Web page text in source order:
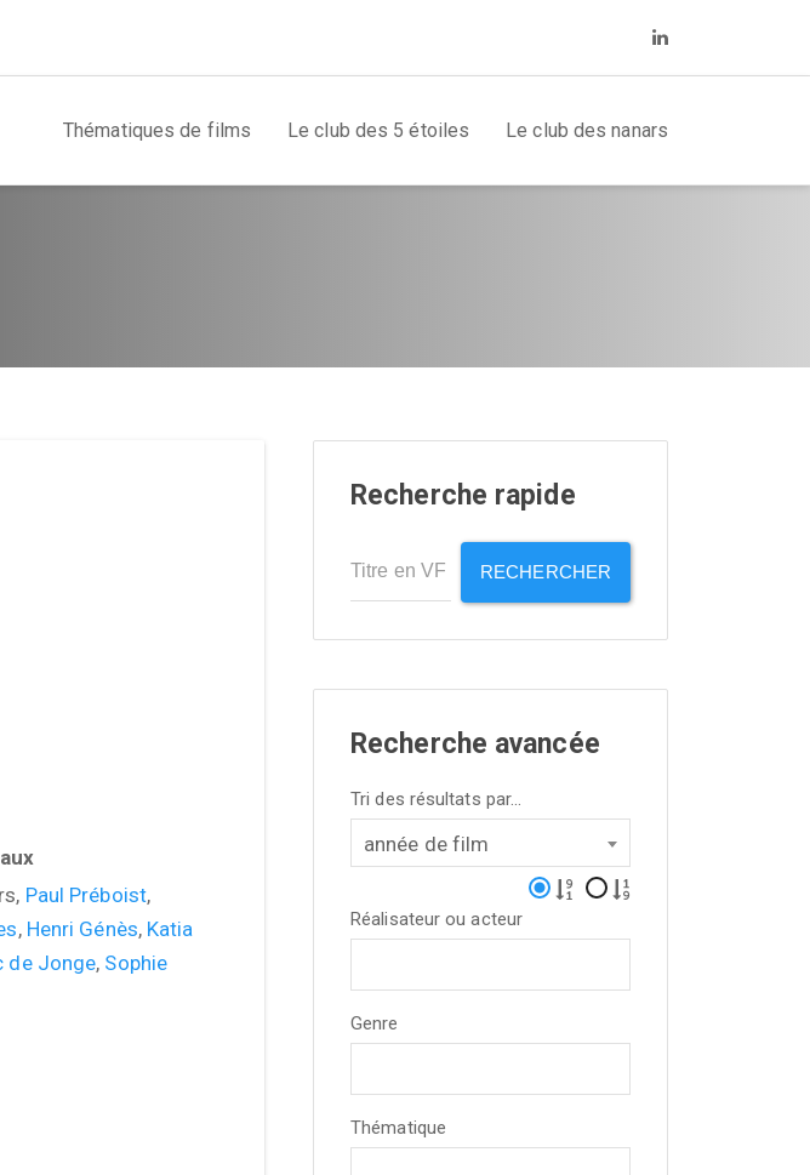
Thématiques de films Le club des 5 étoiles Le club des nanars
Paul Préboist,
, Henri Génès, Katia
de Jonge, Sophie
Recherche rapide
RECHERCHER
Recherche avancée
Tri des résultats par...
année de film
Réalisateur ou acteur
Genre
Thématique